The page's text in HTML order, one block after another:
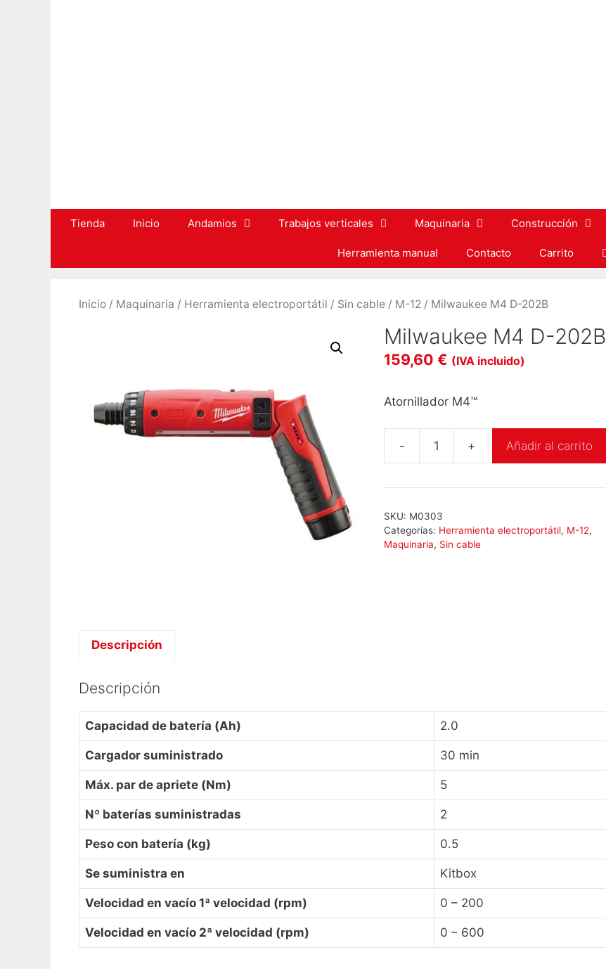
Tienda Inicio Andamios Trabajos verticales Maquinaria Construcción
Herramienta manual Contacto Carrito
Inicio / Maquinaria / Herramienta electroportátil / Sin cable / M-12 / Milwaukee M4 D-202B
Milwaukee M4 D-202B
159,60€ (IVA incluido)
Atornillador M4™
-
Milwaukee
D-
cantidad
+ Añadir al carrito
SKU: M0303
Categorías: Herramienta electroportátil, M-12,
Maquinaria, Sin cable
Descripción
Descripción
Capacidad de batería (Ah) 2.0
Cargador suministrado 30 min
Máx. par de apriete (Nm) 5
Nº baterías suministradas 2
Peso con batería (kg) 0.5
Se suministra en Kitbox
Velocidad en vacío 1ª velocidad (rpm) 0 – 200
Velocidad en vacío 2ª velocidad (rpm) 0 – 600